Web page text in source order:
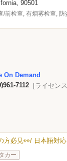
90501
/前检查, 有烟雾检查,
On Demand
7112 [ライセン
必見👀/ 日本語対
カー